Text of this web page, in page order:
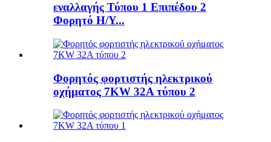
εναλλαγής Τύπου 1 Επιπέδου 2
Φορητό Η/Υ...
Φορητός φορτιστής ηλεκτρικού
οχήματος 7KW 32A τύπου 2